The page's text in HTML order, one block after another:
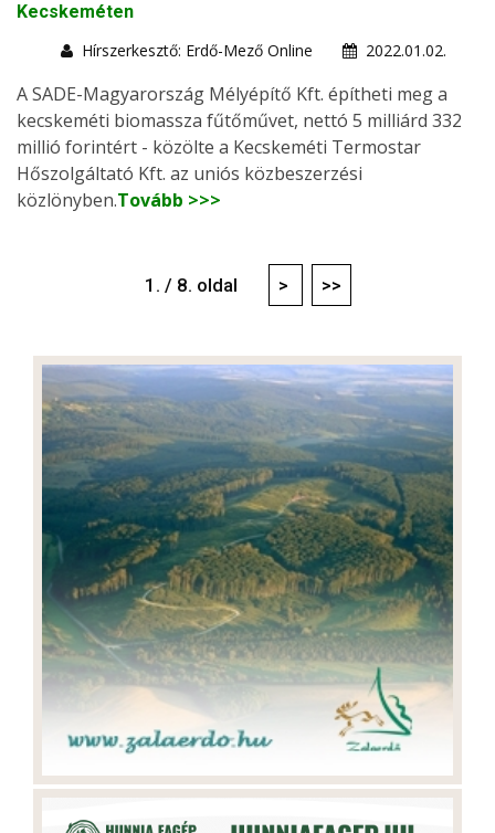
Kecskeméten
Hírszerkesztő: Erdő-Mező Online
2022.01.02.
A SADE-Magyarország Mélyépítő Kft. építheti meg a
kecskeméti biomassza fűtőművet, nettó 5 milliárd 332
millió forintért - közölte a Kecskeméti Termostar
Hőszolgáltató Kft. az uniós közbeszerzési
közlönyben.Tovább >>>
1. / 8. oldal > >>